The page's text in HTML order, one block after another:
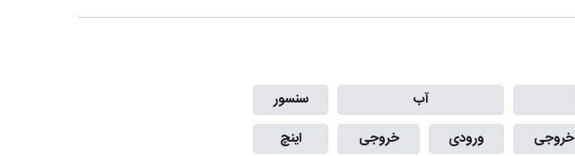
آب
سنسور
خروجی ورودی خروجی اینچ